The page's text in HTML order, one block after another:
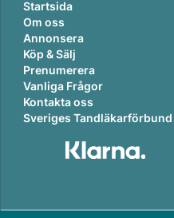
Startsida
Om oss
Annonsera
Köp & Sälj
Prenumerera
Vanliga Frågor
Kontakta oss
Sveriges Tandläkarförbund